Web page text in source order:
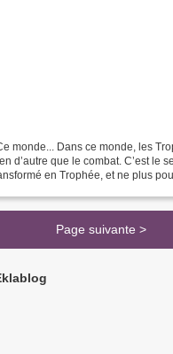
monde... Dans ce monde, les
d’autre que le combat. C’est le
en Trophée, et ne plus
Page suivante >